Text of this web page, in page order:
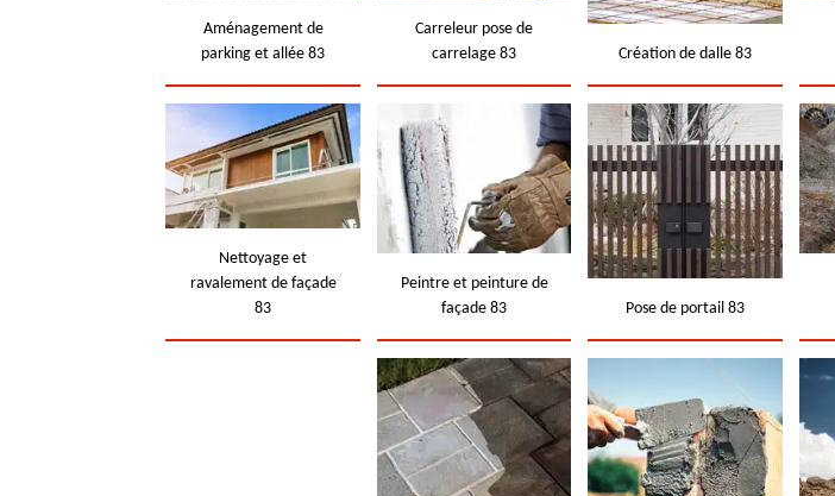
Aménagement de
parking et allée 83
Carreleur pose de
carrelage 83
Création de dalle 83
Nettoyage et
ravalement de façade
83
Peintre et peinture de
façade 83
Pose de portail 83